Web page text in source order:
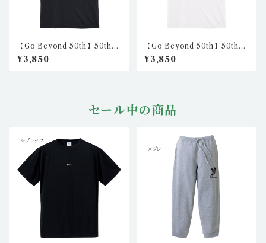
【Go Beyond 50th】50th
ハイクオリティTシャツ2（ブ
ラック） nkc-ht-06
¥3,850
【Go Beyond 50th】50th
ハイクオリティTシャツ2（ホ
ワイト） nkc-ht-05
¥3,850
セール中の商品